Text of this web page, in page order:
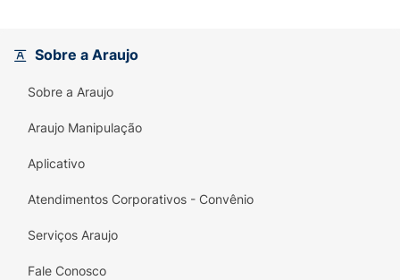
para celíacos ou pessoas que seguem
dietas com restrição ao glúten.
Base de Wafer Crocante:
com o recheio macio e fofinho.
Praticidade para o Dia a Dia:
deixar na gaveta do escritório para aquela
pausa produtiva no trabalho.
Sobre a Araujo
Sobre a Araujo
Araujo Manipulação
Aplicativo
Atendimentos Corporativos - Convênio
Serviços Araujo
Fale Conosco